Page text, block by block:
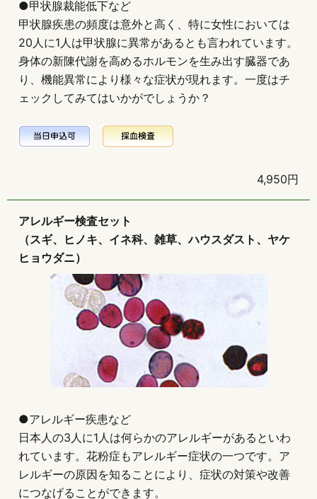
●甲状腺裁能低下など
甲状腺疾患の頻度は意外と高く、特に女性においては
20人に1人は甲状腺に異常があるとも言われています。
身体の新陳代謝を高めるホルモンを生み出す臓器であ
り、機能異常により様々な症状が現れます。一度はチ
ェックしてみてはいかがでしょうか？
4,950円
アレルギー検査セット
（スギ、ヒノキ、イネ科、雑草、ハウスダスト、ヤケ
ヒョウダニ）
●アレルギー疾患など
日本人の3人に1人は何らかのアレルギーがあるといわ
れています。花粉症もアレルギー症状の一つです。ア
レルギーの原因を知ることにより、症状の対策や改善
につなげることができます。